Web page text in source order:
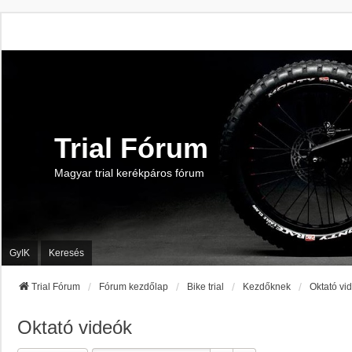
Trial Fórum
Magyar trial kerékpáros fórum
GyIK Keresés
Trial Fórum Fórum kezdőlap Bike trial Kezdőknek Oktató
Oktató videók